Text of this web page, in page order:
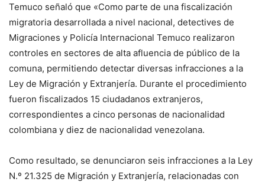
Temuco señaló que «Como parte de una fiscalización
migratoria desarrollada a nivel nacional, detectives de
Migraciones y Policía Internacional Temuco realizaron
controles en sectores de alta afluencia de público de la
comuna, permitiendo detectar diversas infracciones a la
Ley de Migración y Extranjería. Durante el procedimiento
fueron fiscalizados 15 ciudadanos extranjeros,
correspondientes a cinco personas de nacionalidad
colombiana y diez de nacionalidad venezolana.
Como resultado, se denunciaron seis infracciones a la Ley
N.º 21.325 de Migración y Extranjería, relacionadas con